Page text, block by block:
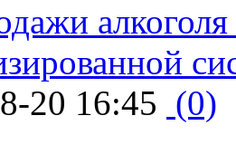
20 16:45 (0)